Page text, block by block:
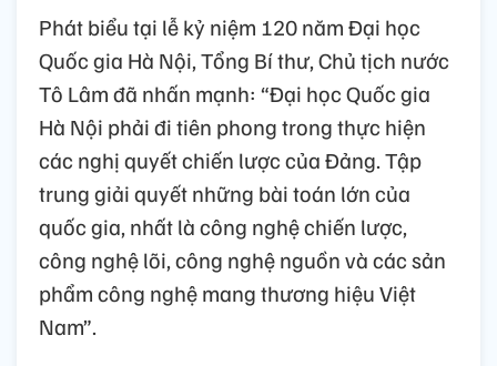
Phát biểu tại lễ kỷ niệm 120 năm Đại học
Quốc gia Hà Nội, Tổng Bí thư, Chủ tịch nước
Tô Lâm đã nhấn mạnh: “Đại học Quốc gia
Hà Nội phải đi tiên phong trong thực hiện
các nghị quyết chiến lược của Đảng. Tập
trung giải quyết những bài toán lớn của
quốc gia, nhất là công nghệ chiến lược,
công nghệ lõi, công nghệ nguồn và các sản
phẩm công nghệ mang thương hiệu Việt
Nam”.